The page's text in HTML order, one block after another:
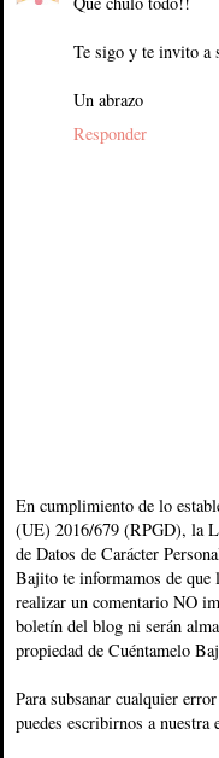
Te sigo y te invito a
Un abrazo
Responder
En cumplimiento de lo
(UE) 2016/679 (RPGD), la
de Datos de Carácter
Bajito te informamos de que
realizar un comentario NO
boletín del blog ni serán
propiedad de Cuéntamelo
Para subsanar cualquier
puedes escribirnos a nuestra